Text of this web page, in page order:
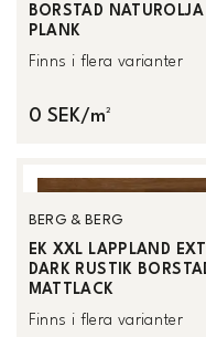
BORSTAD NATUROLJA |
PLANK
Finns i flera varianter
0 SEK/m²
BERG & BERG
EK XXL LAPPLAND
DARK RUSTIK
MATTLACK
Finns i flera varianter